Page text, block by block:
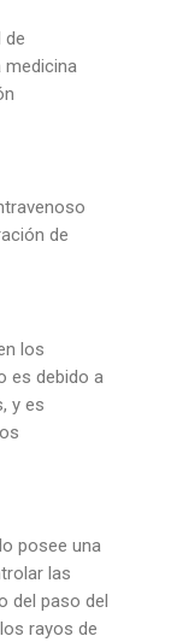
de
de
los
es debido a
y es
posee una
las
del paso del
rayos de